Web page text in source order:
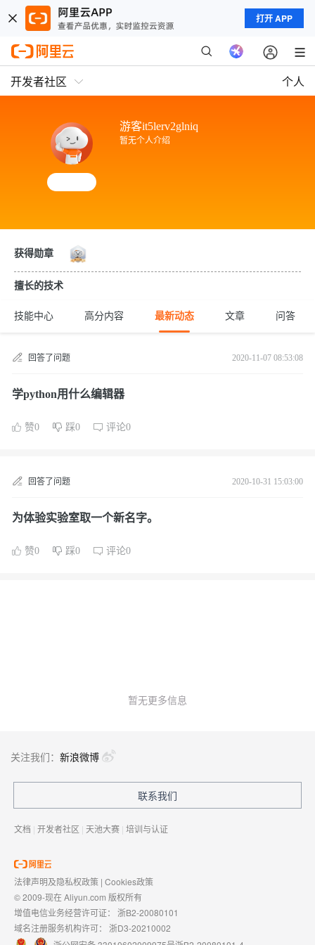
打开 APP
开发者社区 个人
游客it5lerv2glniq
暂无个人介绍
获得勋章
擅长的技术
技能中心 高分内容 最新动态 文章 问答
回答了问题 2020-11-07 08:53:08
学python用什么编辑器
赞0 踩0 评论0
回答了问题 2020-10-31 15:03:00
为体验实验室取一个新名字。
赞0 踩0 评论0
暂无更多信息
关注我们： 新浪微博
联系我们
文档 | 开发者社区 | 天池大赛 | 培训与认证
法律声明及隐私权政策 | Cookies政策
© 2009-现在 Aliyun.com 版权所有
增值电信业务经营许可证： 浙B2-20080101
域名注册服务机构许可： 浙D3-20210002